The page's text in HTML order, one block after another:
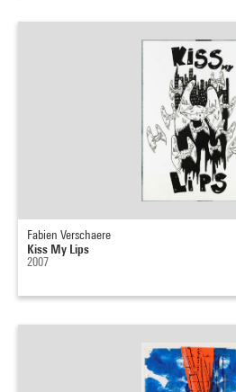
Fabien Verschaere
Kiss My Lips
2007